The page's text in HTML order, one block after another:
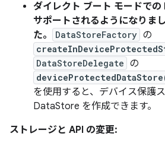
ダイレクト ブート モードで
サポートされるようになりまし
た。
DataStoreFactory の
DataStoreDelegate の
を使用すると、デバイス保護
DataStore を作成できます。
ストレージと API の変更: